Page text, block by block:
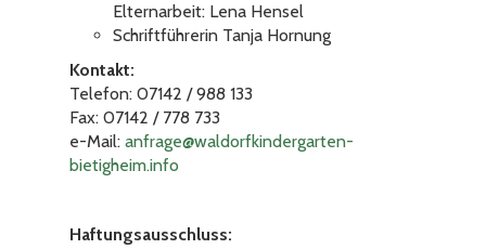
Elternarbeit: Lena Hensel
Schriftführerin Tanja Hornung
Kontakt:
Telefon: 07142 / 988 133
Fax: 07142 / 778 733
e-Mail: anfrage@waldorfkindergarten-
bietigheim.info
Haftungsausschluss: